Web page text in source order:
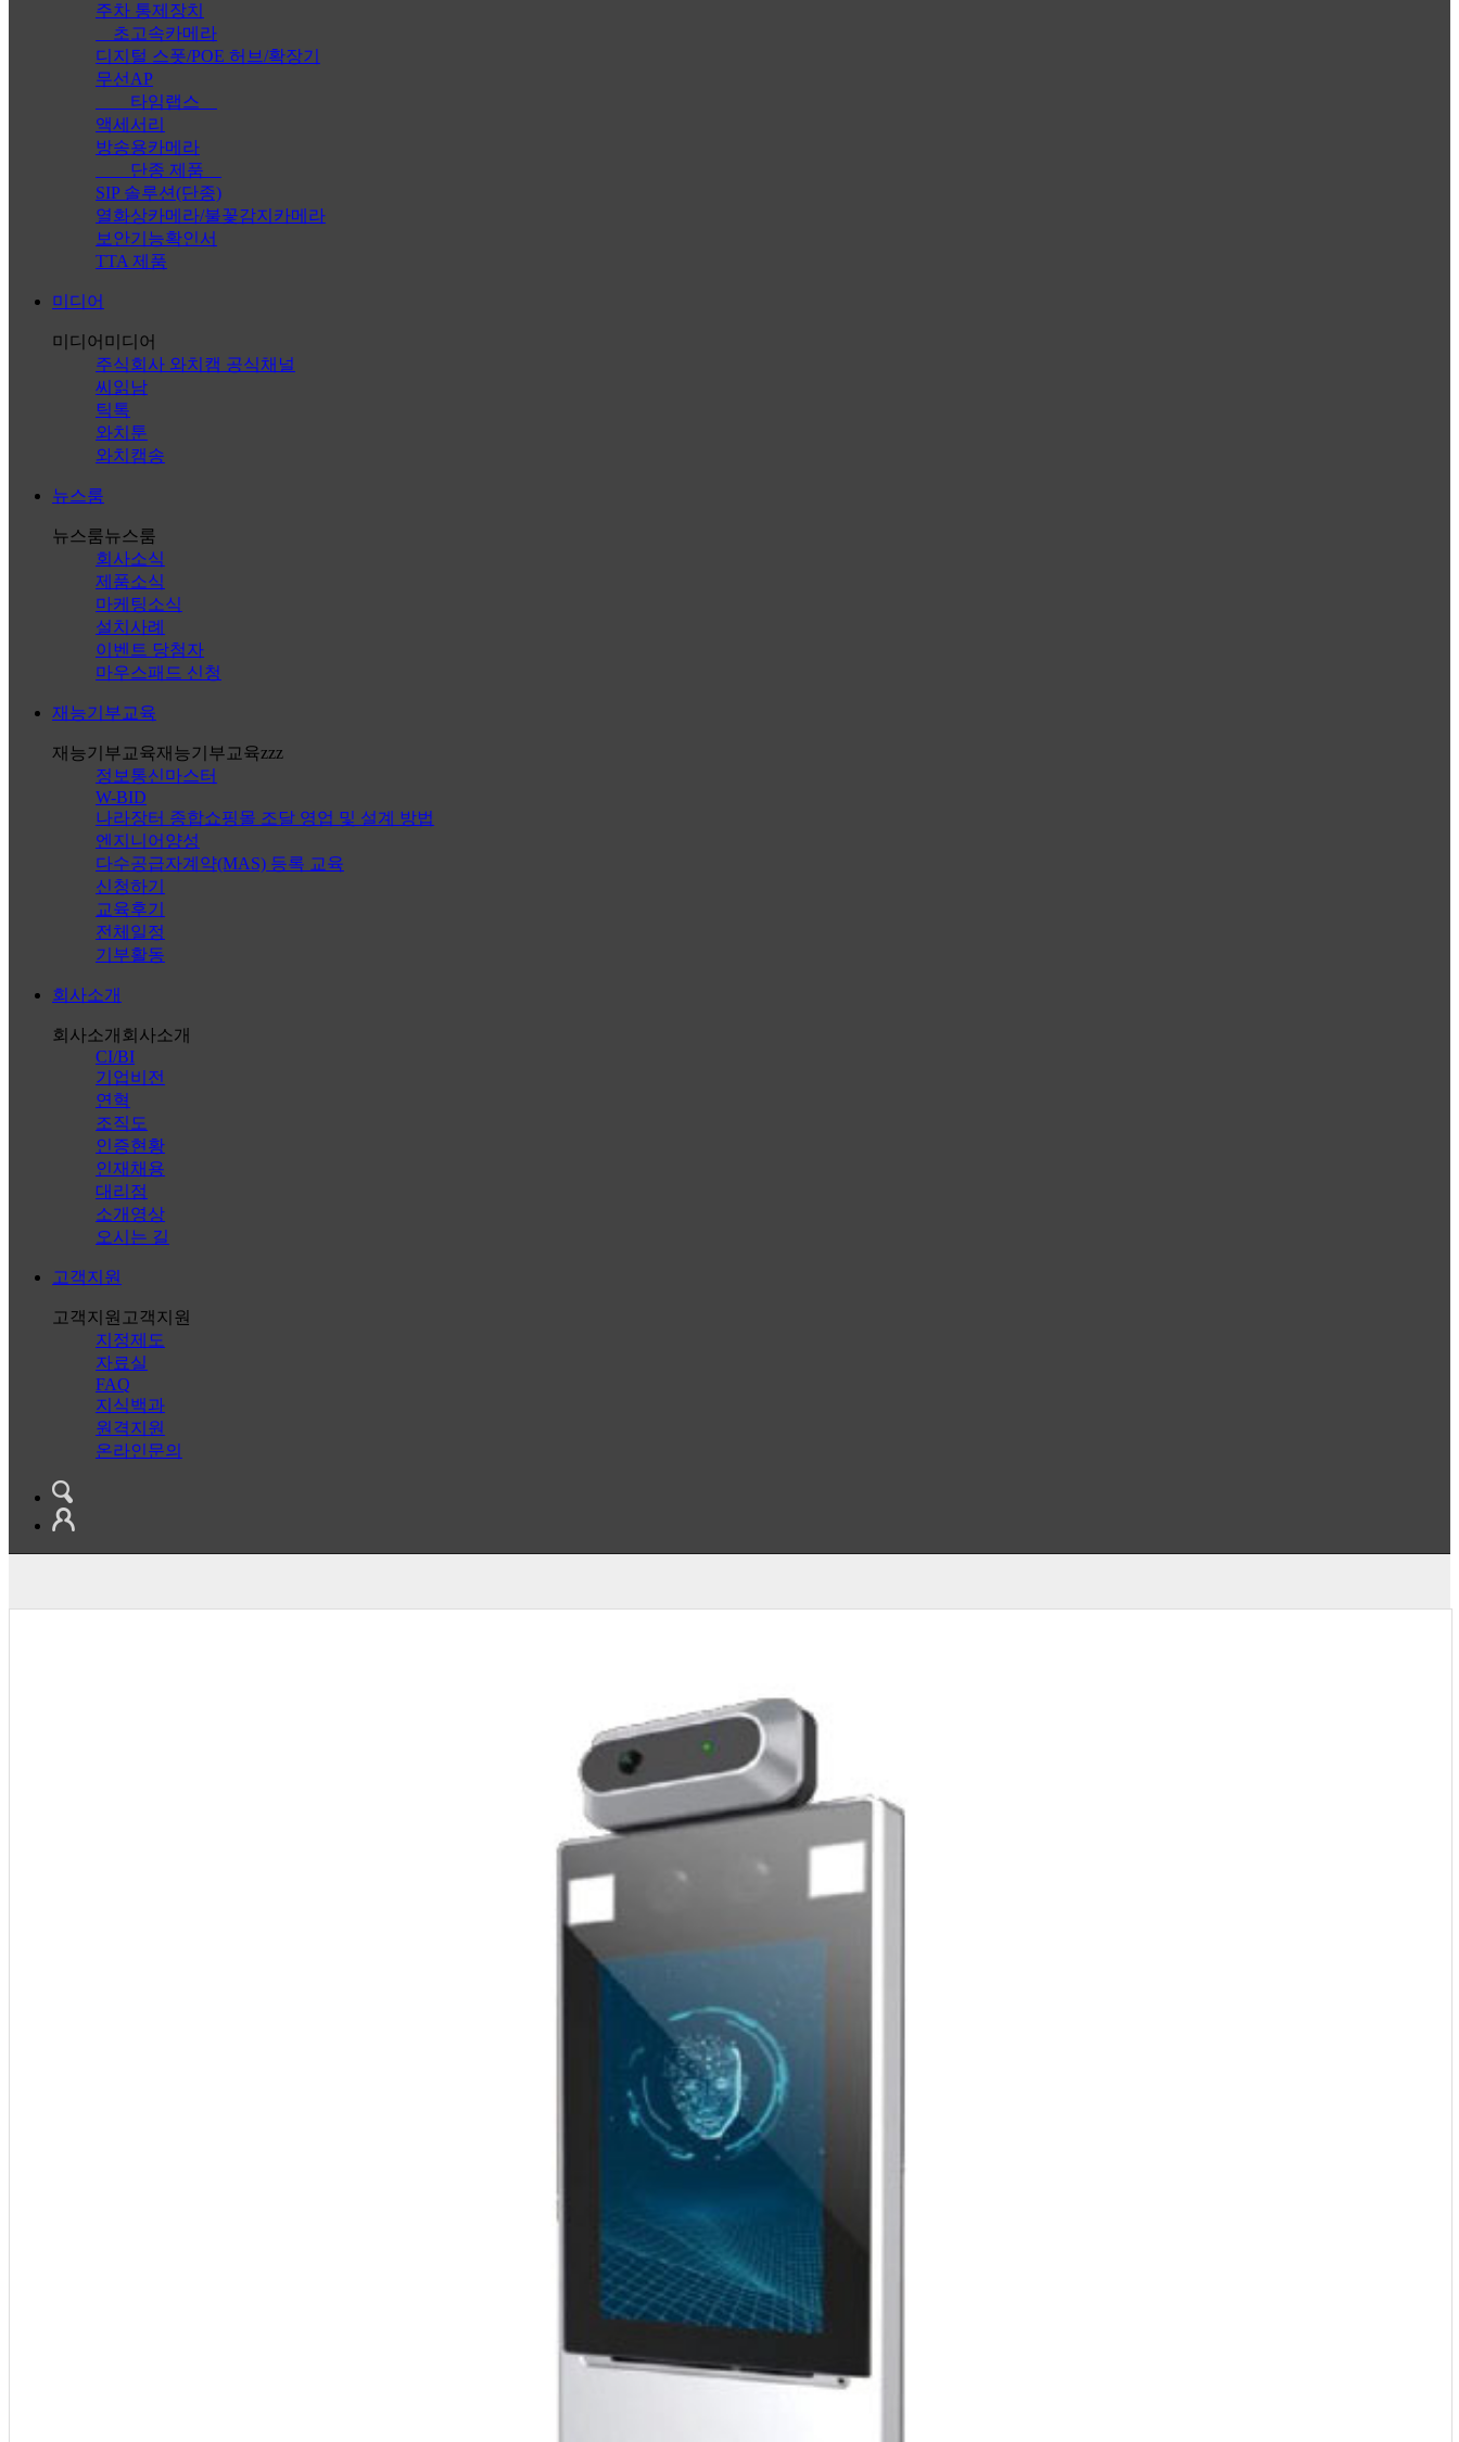
주차 통제장치
초고속카메라
디지털 스폿/POE 허브/확장기
무선AP
타임랩스
액세서리
방송용카메라
단종 제품
SIP 솔루션(단종)
열화상카메라/불꽃감지카메라
보안기능확인서
TTA 제품
미디어
미디어 미디어
주식회사 와치캠 공식채널
씨읽남
틱톡
와치툰
와치캠송
뉴스룸
뉴스룸뉴스룸
회사소식
제품소식
마케팅소식
설치사례
이벤트 당첨자
마우스패드 신청
재능기부교육
재능기부교육재능기부교육zzz
정보통신마스터
W-BID
나라장터 종합쇼핑몰 조달 영업 및 설계 방법
엔지니어양성
다수공급자계약(MAS) 등록 교육
신청하기
교육후기
전체일정
기부활동
회사소개
회사소개 회사소개
CI/BI
기업비전
연혁
조직도
인증현황
인재채용
대리점
소개영상
오시는 길
고객지원
고객지원 고객지원
지정제도
자료실
FAQ
지식백과
원격지원
온라인문의